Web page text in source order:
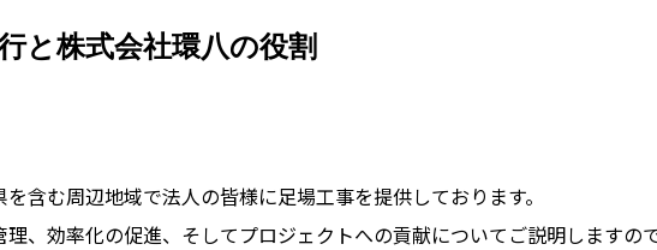
と株式会社環八の役割
含む周辺地域で法人の皆様に足場工事を提供しております。
、効率化の促進、そしてプロジェクトへの貢献についてご説明しますの